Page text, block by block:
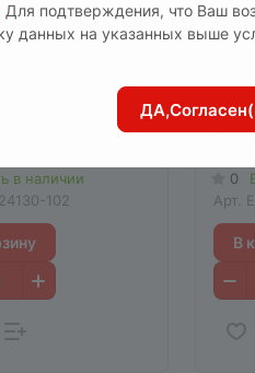
в наличии
102
420
0
Арт.
В
Для подтверждения, что Ваш
данных на указанных выше